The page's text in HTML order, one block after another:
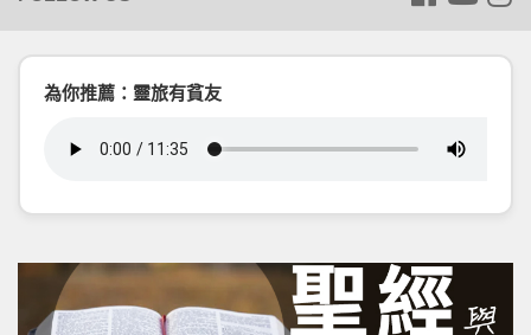
為你推薦：靈旅有貧友